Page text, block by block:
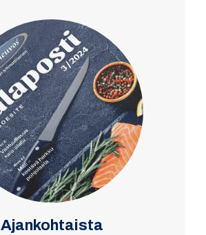
Ajankohtaista